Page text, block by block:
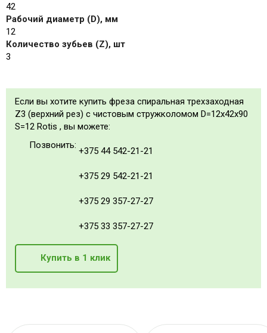
42
Рабочий диаметр (D), мм
12
Количество зубьев (Z), шт
3
Если вы хотите купить фреза спиральная трехзаходная
Z3 (верхний рез) с чистовым стружколомом D=12x42x90
S=12 Rotis , вы можете:
Позвонить:
+375 44 542-21-21
+375 29 542-21-21
+375 29 357-27-27
+375 33 357-27-27
Купить в 1 клик